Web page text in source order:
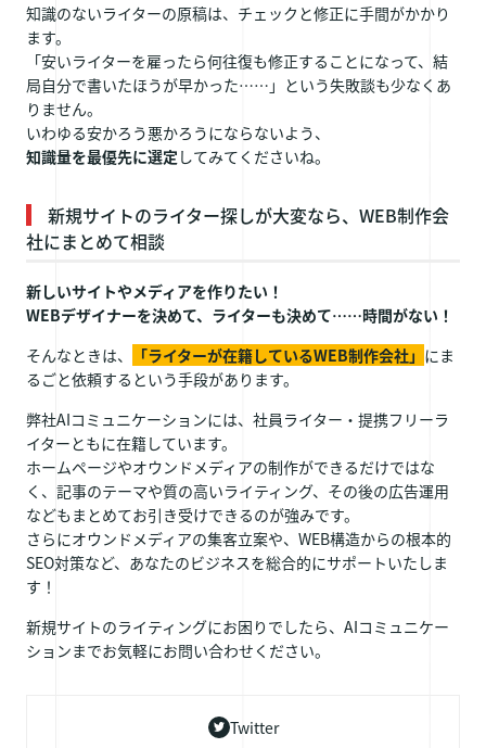
知識のないライターの原稿は、チェックと修正に手間がかかり
ます。
「安いライターを雇ったら何往復も修正することになって、結
局自分で書いたほうが早かった……」という失敗談も少なくあ
りません。
いわゆる安かろう悪かろうにならないよう、
知識量を最優先に選定 してみてくださいね。
新規サイトのライター探しが大変なら、WEB制作会
社にまとめて相談
新しいサイトやメディアを作りたい！
WEBデザイナーを決めて、ライターも決めて……時間がない！
そんなときは、
「ライターが在籍しているWEB制作会社」 にま
るごと依頼するという手段があります。
弊社AIコミュニケーションには、社員ライター・提携フリーラ
イターともに在籍しています。
ホームページやオウンドメディアの制作ができるだけではな
く、記事のテーマや質の高いライティング、その後の広告運用
などもまとめてお引き受けできるのが強みです。
さらにオウンドメディアの集客立案や、WEB構造からの根本的
SEO対策など、あなたのビジネスを総合的にサポートいたしま
す！
新規サイトのライティングにお困りでしたら、AIコミュニケー
ションまでお気軽にお問い合わせください。
Twitter